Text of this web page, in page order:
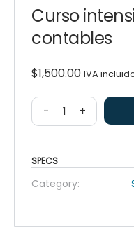
Curso
contables
$1,500.00 IVA
- +
SPECS
Category: